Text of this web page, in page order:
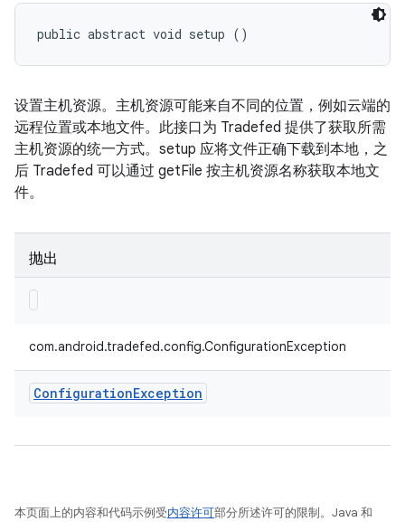
public abstract void setup ()
设置主机资源。主机资源可能来自不同的位置，例如云端的
远程位置或本地文件。此接口为 Tradefed 提供了获取所需
主机资源的统一方式。setup 应将文件正确下载到本地，之
后 Tradefed 可以通过 getFile 按主机资源名称获取本地文
件。
抛出
com.android.tradefed.config.ConfigurationException
ConfigurationException
本页面上的内容和代码示例受内容许可部分所述许可的限制。Java 和